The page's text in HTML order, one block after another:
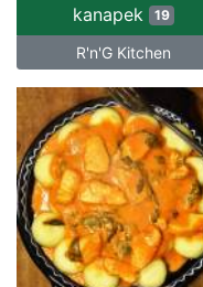
kanapek
19
R'n'G Kitchen